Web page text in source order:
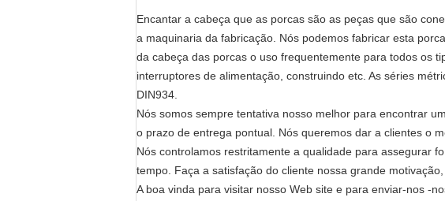
Encantar a cabeça que as porcas são as peças que são
a maquinaria da fabricação. Nós podemos fabricar esta
da cabeça das porcas o uso frequentemente para todos os
interruptores de alimentação, construindo etc. As séries
DIN934.
Nós somos sempre tentativa nosso melhor para encontrar
o prazo de entrega pontual. Nós queremos dar a clientes o
Nós controlamos restritamente a qualidade para assegurar
tempo. Faça a satisfação do cliente nossa grande motivação,
A boa vinda para visitar nosso Web site e para enviar-nos -